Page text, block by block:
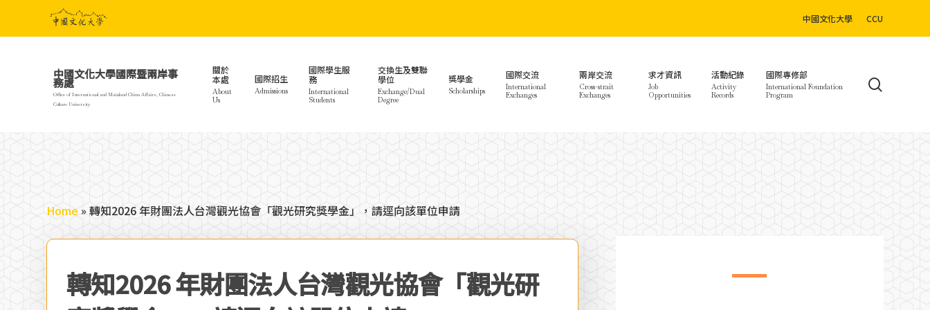
中國文化大學 CCU
中國文化大學國際暨兩岸事
務處
Office of International and Mainland China Affairs, Chinese
Culture University
關於
本處
About
Us
國際招生
Admissions
國際學生服
務
International
Students
交換生及雙聯
學位
Exchange/Dual
Degree
獎學金
Scholarships
國際交流
International
Exchanges
兩岸交流
Cross-strait
Exchanges
求才資訊
Job
Opportunities
活動紀錄
Activity
Records
國際專修部
International Foundation
Program
Home »轉知2026 年財團法人台灣觀光協會「觀光研究獎學金」，請逕向該單位申請
轉知2026 年財團法人台灣觀光協會「觀光研